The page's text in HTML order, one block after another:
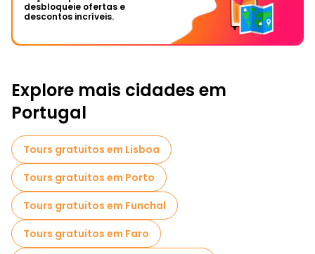
desbloqueie ofertas e
descontos incríveis.
Explore mais cidades em
Portugal
Tours gratuitos em Lisboa
Tours gratuitos em Porto
Tours gratuitos em Funchal
Tours gratuitos em Faro